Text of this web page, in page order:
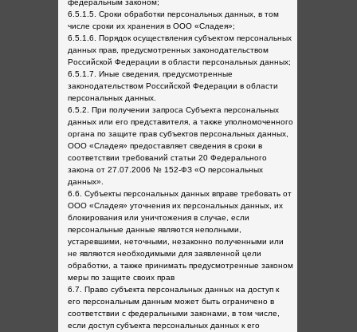
федеральным законом;
6.5.1.5. Сроки обработки персональных данных, в том
числе сроки их хранения в ООО «Сладея»;
6.5.1.6. Порядок осуществления субъектом персональных
данных прав, предусмотренных законодательством
Российской Федерации в области персональных данных;
6.5.1.7. Иные сведения, предусмотренные
законодательством Российской Федерации в области
персональных данных.
6.5.2. При получении запроса Субъекта персональных
данных или его представителя, а также уполномоченного
органа по защите прав субъектов персональных данных,
ООО «Сладея» предоставляет сведения в сроки в
соответствии требований статьи 20 Федерального
закона от 27.07.2006 № 152-ФЗ «О персональных
данных».
6.6. Субъекты персональных данных вправе требовать от
ООО «Сладея» уточнения их персональных данных, их
блокирования или уничтожения в случае, если
персональные данные являются неполными,
устаревшими, неточными, незаконно полученными или
не являются необходимыми для заявленной цели
обработки, а также принимать предусмотренные законом
меры по защите своих прав
6.7. Право субъекта персональных данных на доступ к
его персональным данным может быть ограничено в
соответствии с федеральными законами, в том числе,
если доступ субъекта персональных данных к его